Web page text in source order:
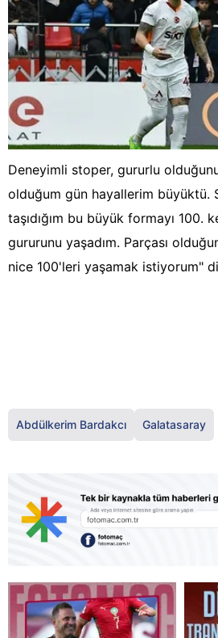
Deneyimli stoper, gururlu
olduğum gün hayallerim büyüktü.
taşıdığım bu büyük formayı 100.
gururunu yaşadım. Parçası
nice 100'leri yaşamak istiyorum"
Abdülkerim Bardakcı Galatasaray